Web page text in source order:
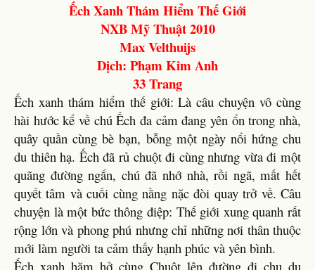
Ếch Xanh Thám Hiểm Thế Giới
NXB Mỹ Thuật 2010
Max Velthuijs
Dịch: Phạm Kim Anh
33 Trang
Ếch xanh thám hiểm thế giới: Là câu chuyện vô cùng
hài hước kể về chú Ếch đa cảm đang yên ổn trong nhà,
quây quần cùng bè bạn, bỗng một ngày nổi hứng chu
du thiên hạ. Ếch đã rủ chuột đi cùng nhưng vừa đi một
quãng đường ngắn, chú đã nhớ nhà, rồi ngã, mất hết
quyết tâm và cuối cùng nằng nặc đòi quay trở về. Câu
chuyện là một bức thông điệp: Thế giới xung quanh rất
rộng lớn và phong phú nhưng chỉ những nơi thân thuộc
mới làm người ta cảm thấy hạnh phúc và yên bình.
Ếch xanh hăm hở cùng Chuột lên đường đi chu du